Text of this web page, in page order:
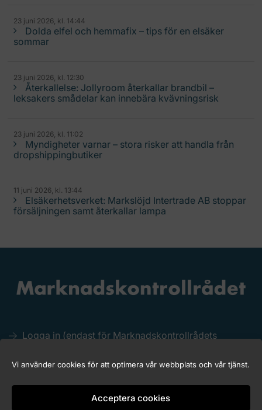
Vi använder cookies för att optimera vår webbplats och vår tjänst.
Acceptera cookies
23 juni 2026, kl. 14:44
Dolda elfel och hemmafix – tips för en elsäker
sommar
23 juni 2026, kl. 12:30
Återkallelse: Jollyroom återkallar brandbil –
leksakers smådelar kan innebära kvävningsrisk
23 juni 2026, kl. 11:02
Myndigheter varnar – stora risker att handla från
dropshippingbutiker
11 juni 2026, kl. 13:44
Elsäkerhetsverket: Markslöjd Intertrade AB stoppar
försäljningen samt återkallar lampa
Logga in (endast för Marknadskontrollrådets
Kakor (Cookies)